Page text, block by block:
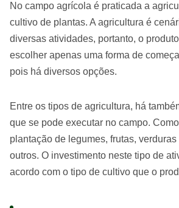
No campo agrícola é praticada a
cultivo de plantas. A agricultura é
diversas atividades, portanto, o
escolher apenas uma forma de
pois há diversos opções.
Entre os tipos de agricultura, há
que se pode executar no campo.
plantação de legumes, frutas,
outros. O investimento neste tipo de
acordo com o tipo de cultivo que o